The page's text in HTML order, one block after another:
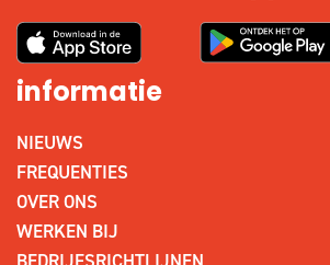
informatie
NIEUWS
FREQUENTIES
OVER ONS
WERKEN BIJ
BEDRIJFSRICHTLIJNEN